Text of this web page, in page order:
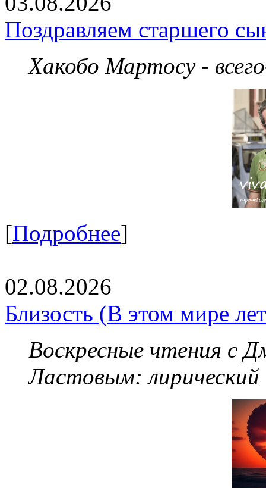
Поздравляем старшего
Хакобо Мартосу -
[Подробнее]
02.08.2026
Близость (В этом мире
Воскресные чтения с
Ластовым: